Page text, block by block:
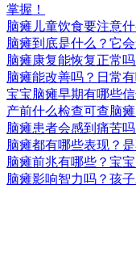
掌握！
脑瘫儿童饮食要注意
脑瘫到底是什么？它
脑瘫康复能恢复正常
脑瘫能改善吗？日常
宝宝脑瘫早期有哪些
产前什么检查可查脑
脑瘫患者会感到痛苦
脑瘫都有哪些表现？
脑瘫前兆有哪些？宝
脑瘫影响智力吗？孩